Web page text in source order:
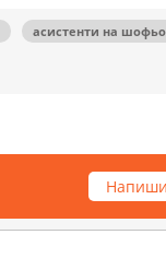
асистенти на